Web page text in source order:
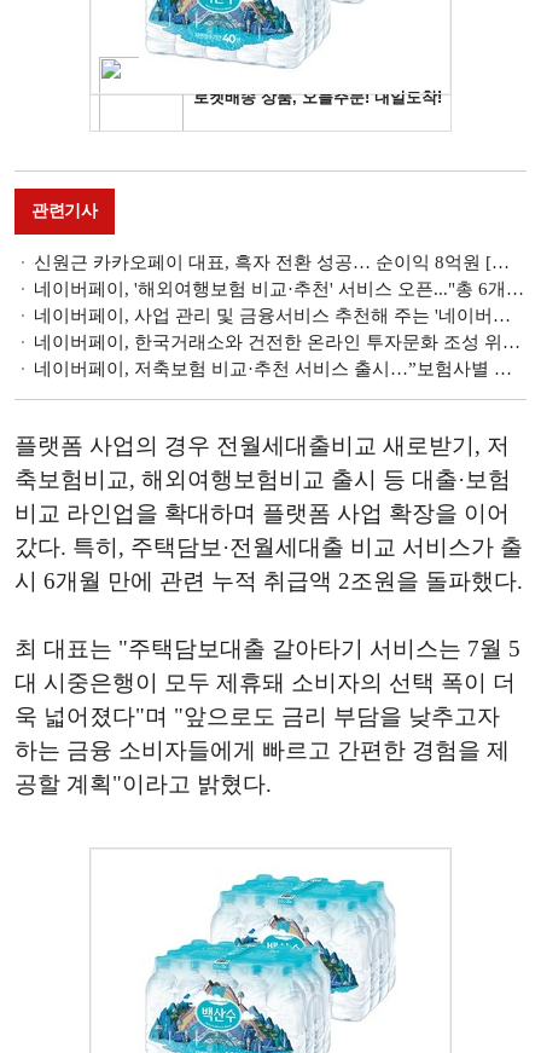
관련기사
신원근 카카오페이 대표, 흑자 전환 성공… 순이익 8억원 [금융사 2024 상반기 실적]
네이버페이, '해외여행보험 비교·추천' 서비스 오픈..."총 6개사 제휴로 시작"
네이버페이, 사업 관리 및 금융서비스 추천해 주는 '네이버페이 마이비즈' 서비스 오픈
네이버페이, 한국거래소와 건전한 온라인 투자문화 조성 위한 업무협약 체결 [금융 협약]
네이버페이, 저축보험 비교·추천 서비스 출시…”보험사별 예상환급금 한눈에 비교“
플랫폼 사업의 경우 전월세대출비교 새로받기, 저
축보험비교, 해외여행보험비교 출시 등 대출·보험
비교 라인업을 확대하며 플랫폼 사업 확장을 이어
갔다. 특히, 주택담보·전월세대출 비교 서비스가 출
시 6개월 만에 관련 누적 취급액 2조원을 돌파했다.
최 대표는 "주택담보대출 갈아타기 서비스는 7월 5
대 시중은행이 모두 제휴돼 소비자의 선택 폭이 더
욱 넓어졌다"며 "앞으로도 금리 부담을 낮추고자
하는 금융 소비자들에게 빠르고 간편한 경험을 제
공할 계획"이라고 밝혔다.